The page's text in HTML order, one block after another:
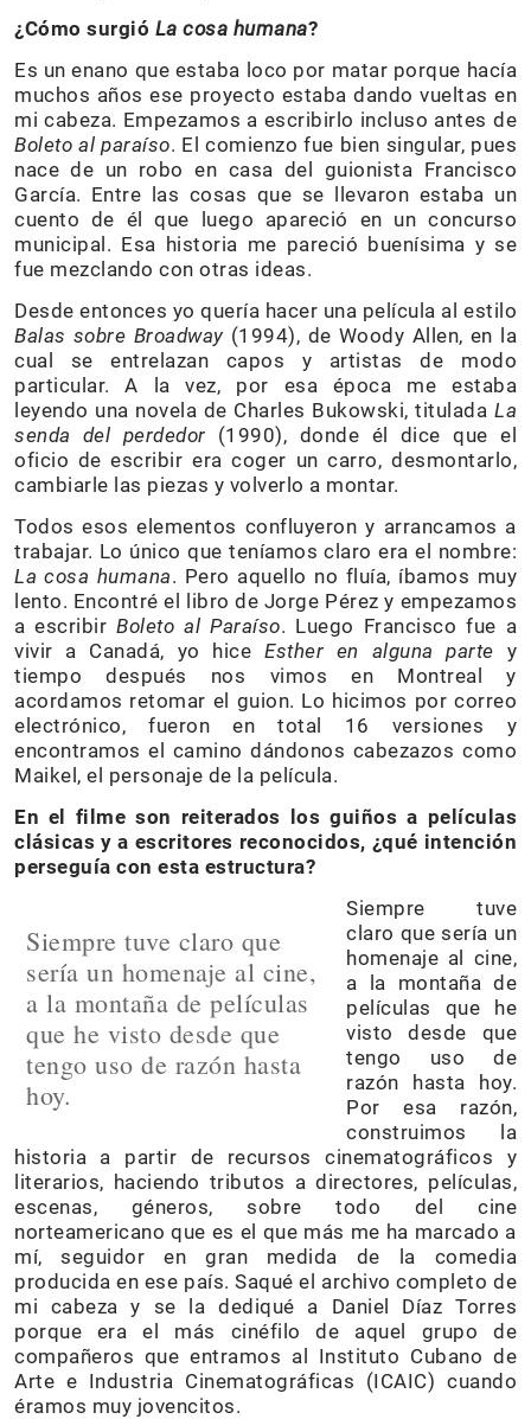
¿Cómo surgió La cosa humana?
Es un enano que estaba loco por matar porque hacía
muchos años ese proyecto estaba dando vueltas en
mi cabeza. Empezamos a escribirlo incluso antes de
Boleto al paraíso. El comienzo fue bien singular, pues
nace de un robo en casa del guionista Francisco
García. Entre las cosas que se llevaron estaba un
cuento de él que luego apareció en un concurso
municipal. Esa historia me pareció buenísima y se
fue mezclando con otras ideas.
Desde entonces yo quería hacer una película al estilo
Balas sobre Broadway (1994), de Woody Allen, en la
cual se entrelazan capos y artistas de modo
particular. A la vez, por esa época me estaba
leyendo una novela de Charles Bukowski, titulada La
senda del perdedor (1990), donde él dice que el
oficio de escribir era coger un carro, desmontarlo,
cambiarle las piezas y volverlo a montar.
Todos esos elementos confluyeron y arrancamos a
trabajar. Lo único que teníamos claro era el nombre:
La cosa humana. Pero aquello no fluía, íbamos muy
lento. Encontré el libro de Jorge Pérez y empezamos
a escribirBoleto al Paraíso. Luego Francisco fue a
vivir a Canadá, yo hiceEsther en alguna parte y
tiempo después nos vimos en Montreal y
acordamos retomar el guion. Lo hicimos por correo
electrónico, fueron en total 16 versiones y
encontramos el camino dándonos cabezazos como
Maikel, el personaje de la película.
En el filme son reiterados los guiños a películas
clásicas y a escritores reconocidos, ¿qué intención
perseguía con esta estructura?
Siempre tuve claro que
sería un homenaje al cine,
a la montaña de películas
que he visto desde que
tengo uso de razón hasta
hoy.
Siempre tuve
claro que sería un
homenaje al cine,
a la montaña de
películas que he
visto desde que
tengo uso de
razón hasta hoy.
Por esa razón,
construimos la
historia a partir de recursos cinematográficos y
literarios, haciendo tributos a directores, películas,
escenas, géneros, sobre todo del cine
norteamericano que es el que más me ha marcado a
mí, seguidor en gran medida de la comedia
producida en ese país. Saqué el archivo completo de
mi cabeza y se la dediqué a Daniel Díaz Torres
porque era el más cinéfilo de aquel grupo de
compañeros que entramos al Instituto Cubano de
Arte e Industria Cinematográficas (ICAIC) cuando
éramos muy jovencitos.